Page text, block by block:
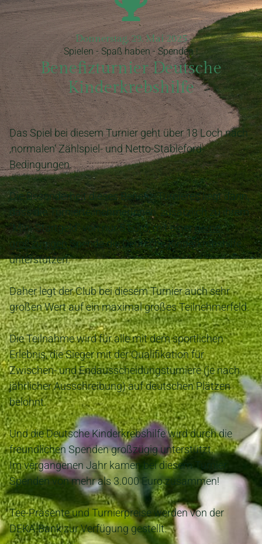
Donnerstag, 29. Mai 2025
Spielen - Spaß haben - Spenden !
Benefizturnier Deutsche
Kinderkrebshilfe
Das Spiel bei diesem Turnier geht über 18 Loch nach
‚normalen‘ Zählspiel- und Netto-Stableford-
Bedingungen.
Die Besonderheit dieses Benefiz-Turnieres liegt darin,
dass die TurnierteilnehmerInnen, zusätzlich zu ihrem
"Mini-Startgeld" von nur 5 Euro, mit einergerne
großzügigenSpende die Deutsche Kinderkrebshilfe
unterstützen.
Daher legt der Club bei diesem Turnier auch sehr
großen Wert auf ein maximal großes Teilnehmerfeld.
Die Teilnahme wird für alle mit dem sportlichen
Erlebnis, die Sieger mit der Qualifikation für
Zwischen- und Endausscheidungsturniere (je nach
jährlicher Ausschreibung) auf deutschen Plätzen
belohnt.
Und die Deutsche Kinderkrebshilfe wird durch die
freundlichen Spenden großzügig unterstützt.
Im vergangenen Jahr kamen bei diesem Turnier
Spenden von mehr als 3.000 Euro zusammen!
Tee-Präsente und Turnierpreise werden von der
DEKA-Bank zur Verfügung gestellt.